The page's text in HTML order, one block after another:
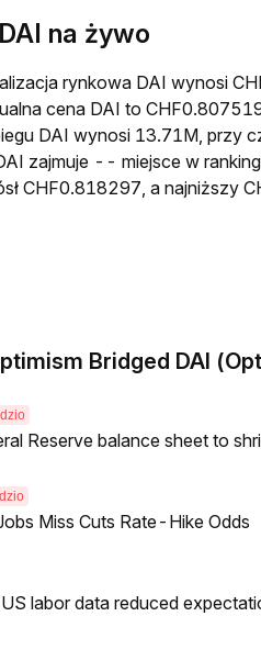
na żywo
rynkowa DAI wynosi
cena DAI to
DAI wynosi 13.71M, przy
zajmuje -- miejsce w
CHF0.818297, a najniższy
Bridged DAI
Reserve balance sheet to
Miss Cuts Rate-Hike Odds
labor data reduced